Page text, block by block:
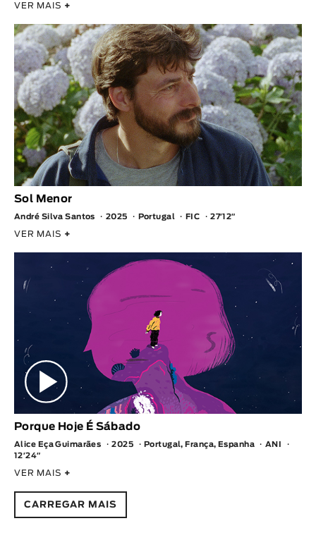
VER MAIS +
Sol Menor
André Silva Santos 2025 Portugal FIC 27′12″
VER MAIS +
Porque Hoje É Sábado
Alice Eça Guimarães 2025 Portugal, França, Espanha
ANI
12′24″
VER MAIS +
CARREGAR MAIS